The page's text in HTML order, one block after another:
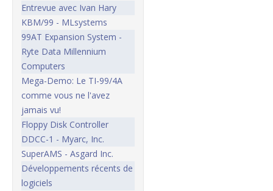
Entrevue avec Ivan Hary
KBM/99 - MLsystems
99AT Expansion System -
Ryte Data Millennium
Computers
Mega-Demo: Le TI-99/4A
comme vous ne l'avez
jamais vu!
Floppy Disk Controller
DDCC-1 - Myarc, Inc.
SuperAMS - Asgard Inc.
Développements récents de
logiciels